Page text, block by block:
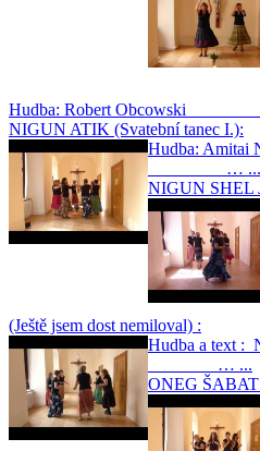
Hudba: Robert
NIGUN ATIK (Svatební tanec I.):
Hudba:
… ...
NIGUN SHEL
(Ještě jsem dost nemiloval) :
Hudba a
… ...
ONEG ŠABAT